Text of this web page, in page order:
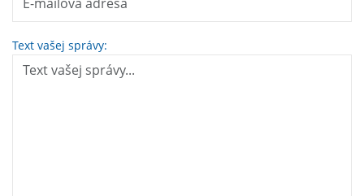
Text vašej správy: